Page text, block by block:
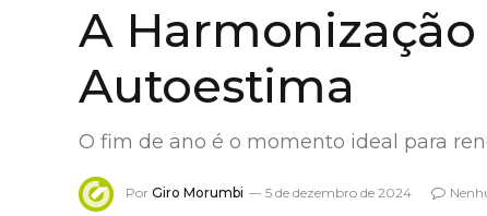
A
Autoestima
O fim de ano é o momento ideal para
Por Giro Morumbi 5 de dezembro de 2024